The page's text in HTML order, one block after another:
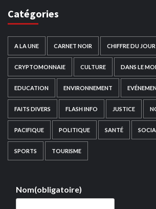
Catégories
A LA UNE CARNET NOIR CHIFFRE DU JOUR
CRYPTOMONNAIE CULTURE DANS LE
EDUCATION ENVIRONNEMENT
FAITS DIVERS FLASH INFO JUSTICE
PACIFIQUE POLITIQUE SANTÉ
SPORTS TOURISME
Nom(obligatoire)